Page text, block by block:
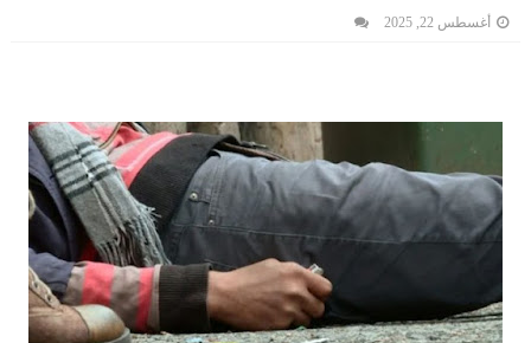
أغسطس 22, 2025